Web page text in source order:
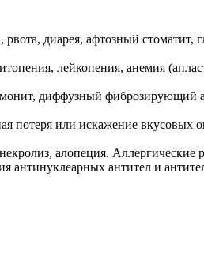
диарея, афтозный стоматит,
лейкопения, анемия
диффузный фиброзирующий
потеря или искажение
алопеция.
антинуклеарных антител и